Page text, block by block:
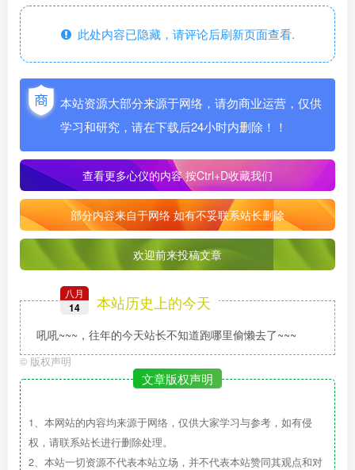
此处内容已隐藏，请评论后刷新页面查看.
本站资源大部分来源于网络，请勿商业运营，仅供
学习和研究，请在下载后24小时内删除！！
查看更多心仪的内容按Ctrl+D收藏我们
部分内容来自于网络 如有不妥联系站长删除
欢迎前来投稿文章
八月
14 本站历史上的今天
吼吼~~~，往年的今天站长不知道跑哪里偷懒去了~~~
© 版权声明
文章版权声明
1、本网站的内容均来源于网络，仅供大家学习与参考，如有侵
权，请联系站长进行删除处理。
2、本站一切资源不代表本站立场，并不代表本站赞同其观点和对